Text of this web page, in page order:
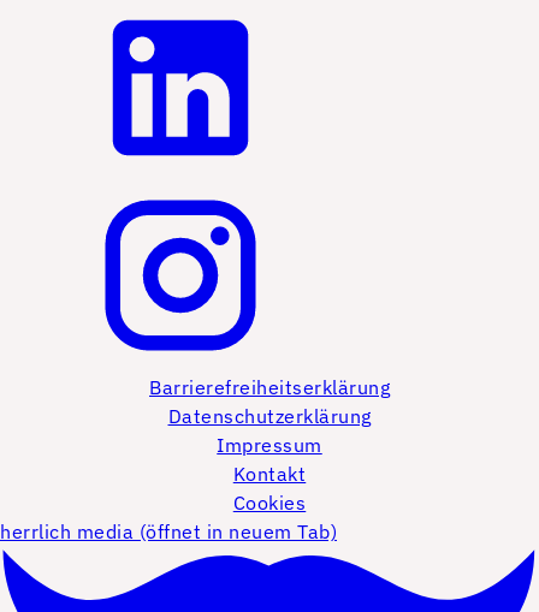
Barrierefreiheitserklärung
Datenschutzerklärung
Impressum
Kontakt
Cookies
herrlich media (öffnet in neuem Tab)